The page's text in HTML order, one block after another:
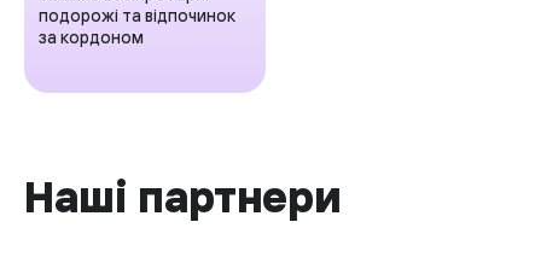
подорожі та відпочинок
за кордоном
Наші партнери